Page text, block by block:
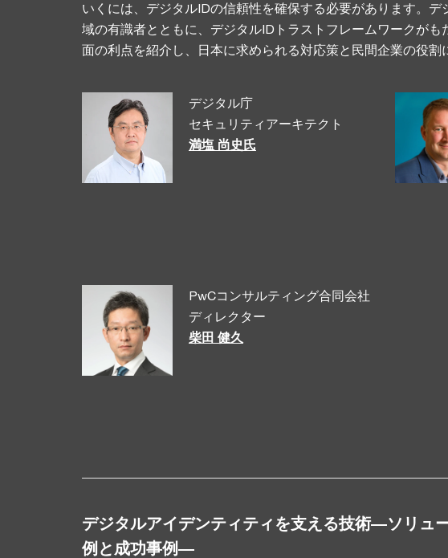
いくには、デジタルIDの信頼性を確保する必要があります。デ
域の有識者とともに、デジタルIDトラストフレームワークがも
面の利点を紹介し、日本に求められる対応策と民間企業の役割
デジタル庁
セキュリティアーキテクト
満塩 尚史氏
PwCコンサルティング合同会社
ディレクター
柴田 健久
デジタルアイデンティティを支える技術―ソリュ
例と成功事例―